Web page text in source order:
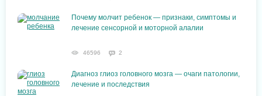
Почему молчит ребенок — признаки, симптомы и
лечение сенсорной и моторной алалии
46596 2
Диагноз глиоз головного мозга — очаги патологии,
лечение и последствия